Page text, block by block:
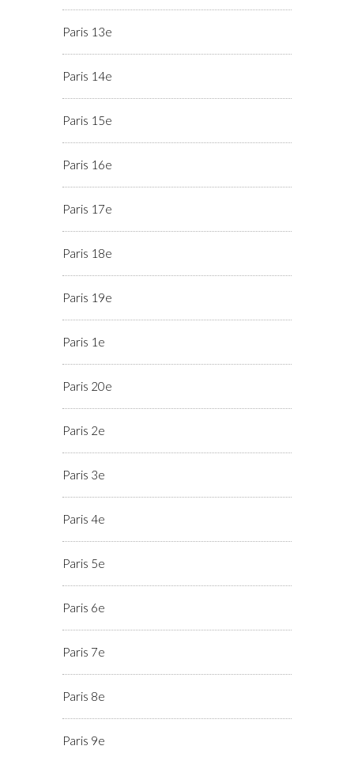
Paris 13e
Paris 14e
Paris 15e
Paris 16e
Paris 17e
Paris 18e
Paris 19e
Paris 1e
Paris 20e
Paris 2e
Paris 3e
Paris 4e
Paris 5e
Paris 6e
Paris 7e
Paris 8e
Paris 9e